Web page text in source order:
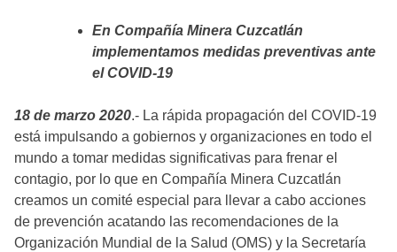
En Compañía Minera Cuzcatlán
implementamos medidas preventivas ante
el COVID-19
18 de marzo 2020.- La rápida propagación del COVID-19
está impulsando a gobiernos y organizaciones en todo el
mundo a tomar medidas significativas para frenar el
contagio, por lo que en Compañía Minera Cuzcatlán
creamos un comité especial para llevar a cabo acciones
de prevención acatando las recomendaciones de la
Organización Mundial de la Salud (OMS) y la Secretaría